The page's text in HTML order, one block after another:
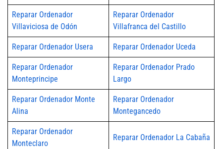
Reparar Ordenador
Villaviciosa de Odón
Reparar Ordenador
Villafranca del Castillo
Reparar Ordenador Usera Reparar Ordenador Uceda
Reparar Ordenador
Monteprincipe
Reparar Ordenador Prado
Largo
Reparar Ordenador Monte
Alina
Reparar Ordenador
Montegancedo
Reparar Ordenador
Monteclaro
Reparar Ordenador La Cabaña